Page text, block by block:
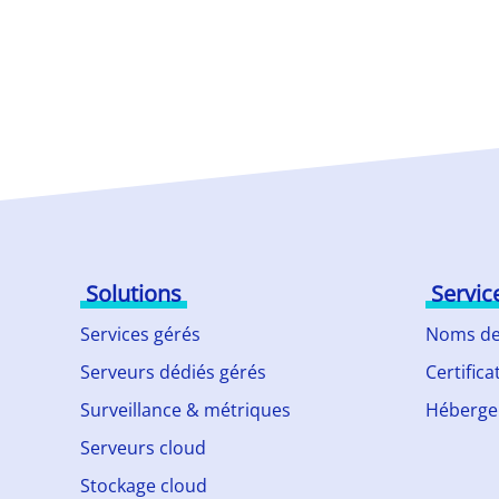
Solutions
Services gérés
Serveurs dédiés gérés
Surveillance & métriques
Serveurs cloud
Stockage cloud
Noms